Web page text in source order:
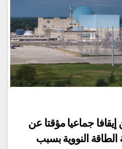
إيقافا جماعيا مؤقتا عن
النووية بسبب